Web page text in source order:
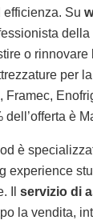
efficienza. Su
o rinnovare
per
Framec,
è
è
experience
Il servizio di
la vendita,